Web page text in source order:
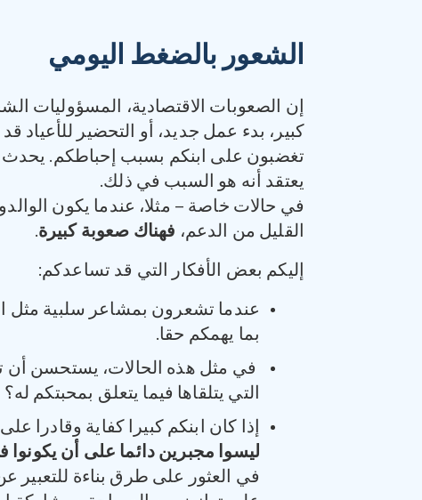
الشعور بالضغط اليومي
إن الصعوبات الاقتصادية، المسؤوليات
كبير، بدء عمل جديد، أو التحضير
تغضبون على ابنكم بسبب إحباطكم. يحدث
يعتقد أنه هو السبب في ذلك.
في حالات خاصة – مثلا، عندما يكون
القليل من الدعم، فهناك صعوبة كبيرة.
إليكم بعض الأفكار التي قد تساعدكم:
عندما تشعرون بمشاعر سلبية مثل
بما يهمكم حقا.
في مثل هذه الحالات، يستحسن أن
التي يتلقاها فيما يتعلق بمحبتكم
إذا كان ابنكم كبيرا كفاية وقادرا
ليسوا مجبرين دائما على أن يكونوا
في العثور على طرق بناءة للتعبير